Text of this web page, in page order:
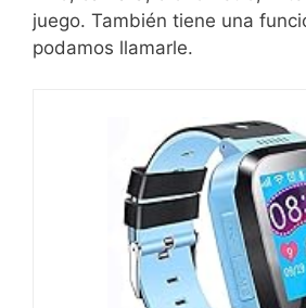
juego. También tiene una
podamos llamarle.